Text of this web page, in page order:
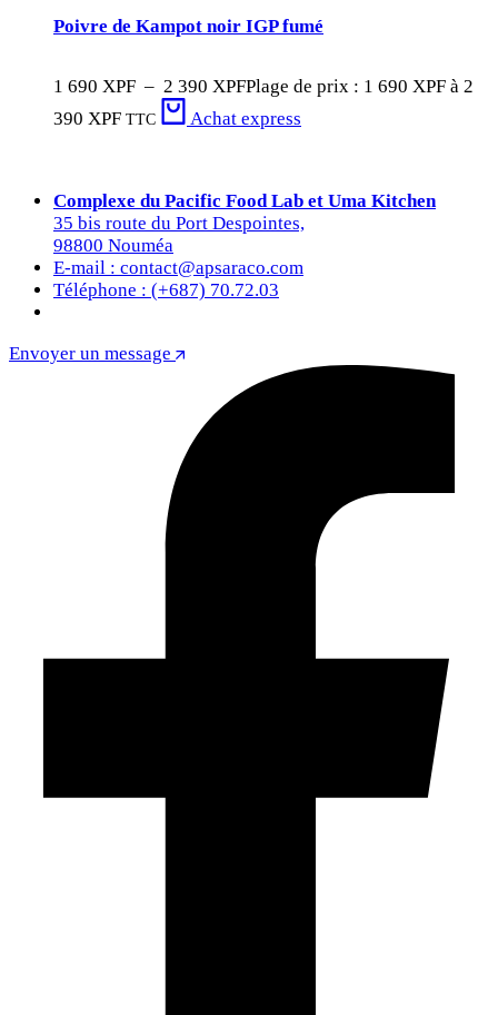
Poivre de Kampot noir IGP fumé
1 690 XPF – 2 390 XPFPlage de prix : 1 690 XPF à 2
390 XPF TTC Achat express
Complexe du Pacific Food Lab et Uma Kitchen
35 bis route du Port Despointes,
98800 Nouméa
E-mail : contact@apsaraco.com
Téléphone : (+687) 70.72.03
Envoyer un message